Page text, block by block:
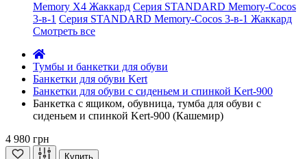
Memory X4 Жаккард Серия STANDARD Memory-Cocos
3-в-1 Серия STANDARD Memory-Cocos 3-в-1 Жаккард
Смотреть все
Тумбы и банкетки для обуви
Банкетки для обуви Kert
Банкетки для обуви с сиденьем и спинкой Kert-900
Банкетка с ящиком, обувница, тумба для обуви с
сиденьем и спинкой Kert-900 (Кашемир)
4 980 грн
Купить